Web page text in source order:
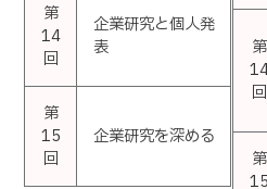
第
14
回
企業研究と個人発
表
第
15
回
企業研究を深める
第
回
第
15